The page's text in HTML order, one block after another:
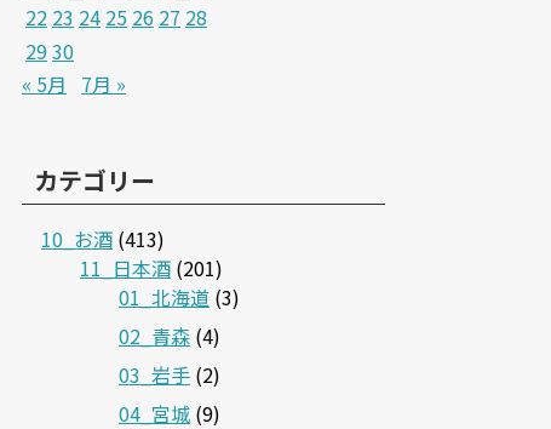
22 23 24 25 26 27 28
2930
« 5月
7月 »
カテゴリー
10_お酒 (413)
11_日本酒 (201)
01_北海道 (3)
02_青森 (4)
03_岩手 (2)
04_宮城 (9)